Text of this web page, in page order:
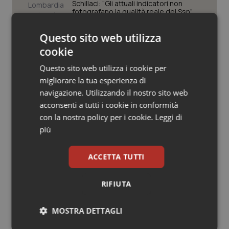
Oncologia & Nutrizione
Psoriasi & pelle
Quotidiano Cardiologia
Quotidiano Chirurgia
Quotidiano Oncologia
Quotidiano Pediatria
Rene & patologie urogenitali
Schillaci: “Gli attuali indicatori non
fotografano la qualità reale del Ssn”
Case di comunità. La sfida ora è
riempirle di professionisti e servizi. Il
San Raffaele di Milano. Ispezioni e
criticità riscontrate, stop al
laboratorio di Embriologia
Ultime analisi e review da QS Pro
Cloud sanitario: infrastrutture,
Questo sito web utilizza
cookie
Questo sito web utilizza i cookie per
migliorare la tua esperienza di
navigazione. Utilizzando il nostro sito web
acconsenti a tutti i cookie in conformità
con la nostra policy per i cookie. Leggi di
più
ACCETTA TUTTI
RIFIUTA
MOSTRA DETTAGLI